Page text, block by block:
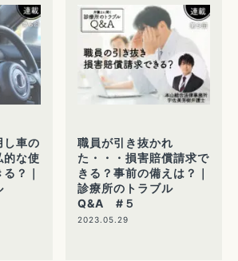
し車の
的な使
？｜
職員が引き抜かれ
た・・・損害賠償請求で
きる？事前の備えは？｜
診療所のトラブル
Q&A #５
2023.05.29